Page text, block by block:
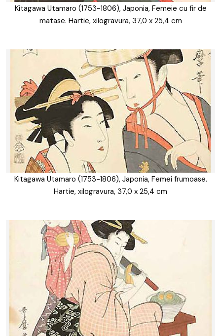
Kitagawa Utamaro (1753-1806), Japonia, Femeie cu fir de
matase. Hartie, xilogravura, 37,0 x 25,4 cm
Kitagawa Utamaro (1753-1806), Japonia, Femei frumoase.
Hartie, xilogravura, 37,0 x 25,4 cm